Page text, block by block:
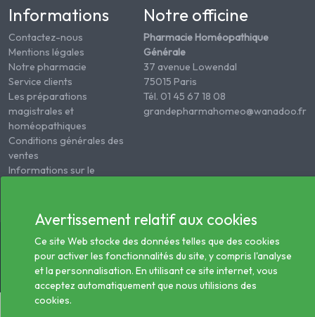
Informations
Contactez-nous
Mentions légales
Notre pharmacie
Service clients
Les préparations
magistrales et
homéopathiques
Conditions générales des
ventes
Informations sur le
Notre officine
Pharmacie Homéopathique
Générale
37 avenue Lowendal
75015 Paris
Tél. 01 45 67 18 08
grandepharmahomeo@wanadoo.fr
Avertissement relatif aux cookies
Ce site Web stocke des données telles que des cookies
pour activer les fonctionnalités du site, y compris l'analyse
et la personnalisation. En utilisant ce site internet, vous
acceptez automatiquement que nous utilisions des
cookies.